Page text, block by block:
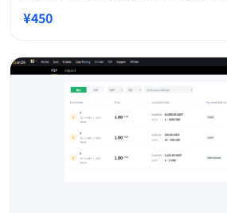
¥450